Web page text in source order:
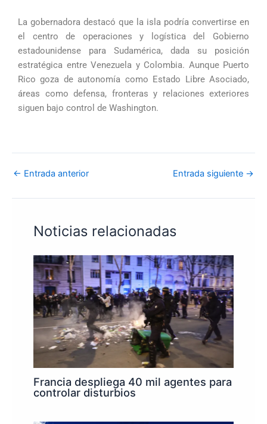
La gobernadora destacó que la isla podría convertirse en
el centro de operaciones y logística del Gobierno
estadounidense para Sudamérica, dada su posición
estratégica entre Venezuela y Colombia. Aunque Puerto
Rico goza de autonomía como Estado Libre Asociado,
áreas como defensa, fronteras y relaciones exteriores
siguen bajo control de Washington.
← Entrada anterior Entrada siguiente →
Noticias relacionadas
Francia despliega 40 mil agentes para
controlar disturbios